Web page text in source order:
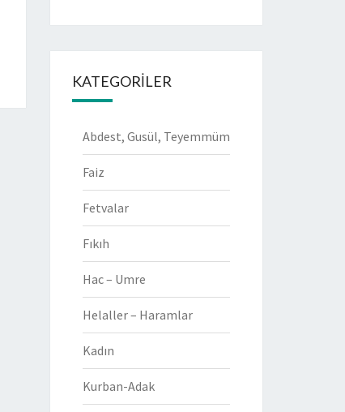
KATEGORILER
Abdest, Gusül, Teyemmüm
Faiz
Fetvalar
Fıkıh
Hac – Umre
Helaller – Haramlar
Kadın
Kurban-Adak